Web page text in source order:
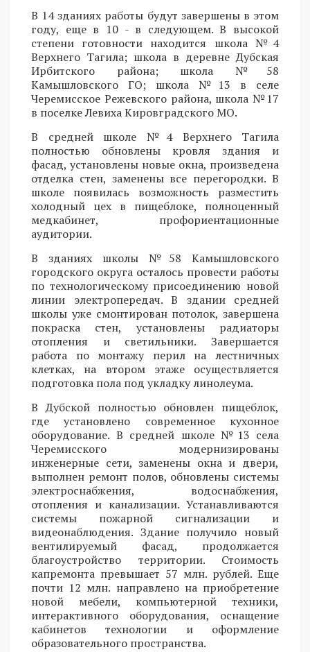
В 14 зданиях работы будут завершены в этом
году, еще в 10 - в следующем. В высокой
степени готовности находится школа №4
Верхнего Тагила; школа в деревне Дубская
Ирбитского района; школа №58
Камышловского ГО; школа №13 в селе
Черемисское Режевского района, школа №17
в поселке Левиха Кировградского МО.
В средней школе №4 Верхнего Тагила
полностью обновлены кровля здания и
фасад, установлены новые окна, произведена
отделка стен, заменены все перегородки. В
школе появилась возможность разместить
холодный цех в пищеблоке, полноценный
медкабинет, профориентационные
аудитории.
В зданиях школы №58 Камышловского
городского округа осталось провести работы
по технологическому присоединению новой
линии электропередач. В здании средней
школы уже смонтирован потолок, завершена
покраска стен, установлены радиаторы
отопления и светильники. Завершается
работа по монтажу перил на лестничных
клетках, на втором этаже осуществляется
подготовка пола под укладку линолеума.
В Дубской полностью обновлен пищеблок,
где установлено современное кухонное
оборудование. В средней школе №13 села
Черемисского модернизированы
инженерные сети, заменены окна и двери,
выполнен ремонт полов, обновлены системы
электроснабжения, водоснабжения,
отопления и канализации. Устанавливаются
системы пожарной сигнализации и
видеонаблюдения. Здание получило новый
вентилируемый фасад, продолжается
благоустройство территории. Стоимость
капремонта превышает 57 млн. рублей. Еще
почти 12 млн. направлено на приобретение
новой мебели, компьютерной техники,
интерактивного оборудования, оснащение
кабинетов технологии и оформление
образовательного пространства.